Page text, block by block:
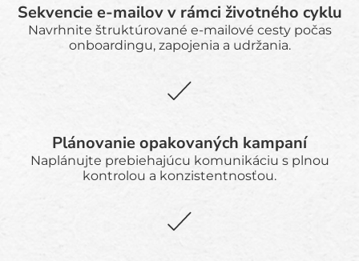
Sekvencie e-mailov v rámci životného cyklu
Navrhnite štruktúrované e-mailové cesty počas
onboardingu, zapojenia a udržania.
Plánovanie opakovaných kampaní
Naplánujte prebiehajúcu komunikáciu s plnou
kontrolou a konzistentnosťou.